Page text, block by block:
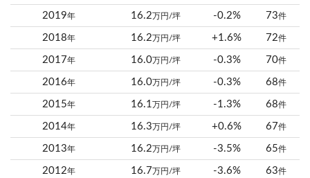
2019年 16.2 万円/坪 -0.2% 73件
2018年 16.2 万円/坪 +1.6% 72件
2017年 16.0万円/坪 -0.3% 70件
2016年 16.0万円/坪 -0.3% 68件
2015年 16.1 万円/坪 -1.3% 68件
2014年 16.3 万円/坪 +0.6% 67件
2013年 16.2 万円/坪 -3.5% 65件
2012年 16.7 万円/坪 -3.6% 63件